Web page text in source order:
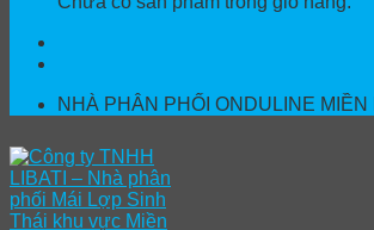
NHÀ PHÂN PHỐI ONDULINE MIỀN